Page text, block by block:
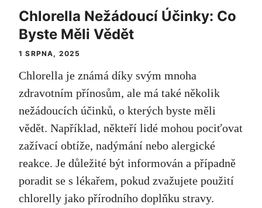
Chlorella Nežádoucí Účinky: Co
Byste Měli Vědět
1 SRPNA, 2025
Chlorella je známá díky svým mnoha
zdravotním přínosům, ale má také několik
nežádoucích účinků, o kterých byste měli
vědět. Například, někteří lidé mohou pociťovat
zažívací obtíže, nadýmání nebo alergické
reakce. Je důležité být informován a případně
poradit se s lékařem, pokud zvažujete použití
chlorelly jako přírodního doplňku stravy.